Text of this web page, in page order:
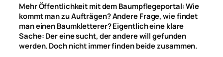
Mehr Öffentlichkeit mit dem Baumpflegeportal: Wie
kommt man zu Aufträgen? Andere Frage, wie findet
man einen Baumkletterer? Eigentlich eine klare
Sache: Der eine sucht, der andere will gefunden
werden. Doch nicht immer finden beide zusammen.